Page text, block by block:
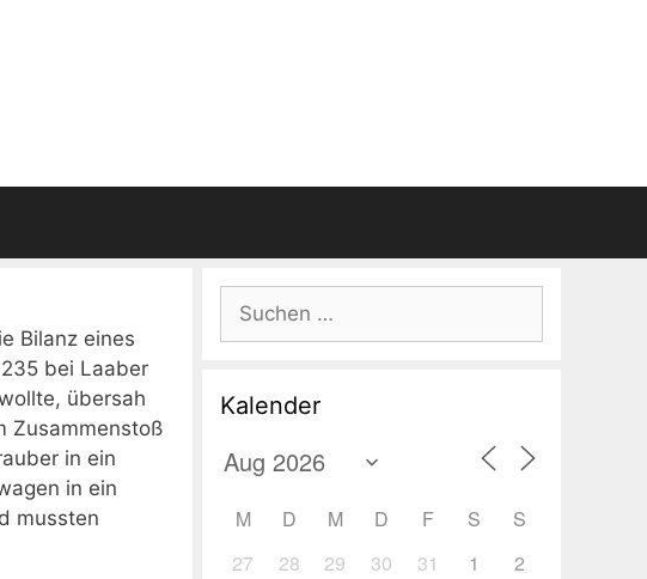
Bilanz eines
bei Laaber
übersah
Zusammenstoß
in ein
in ein
mussten
Suchen
nach:
Kalender
M D M D F S
S
27
28 29 30 31 1
2